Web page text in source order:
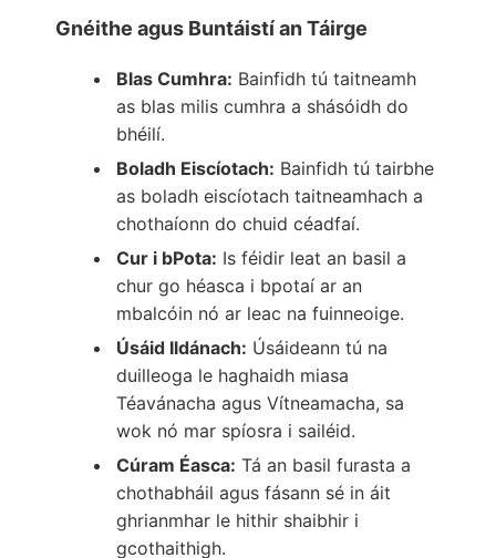
Gnéithe agus Buntáistí an Táirge
Blas Cumhra: Bainfidh tú taitneamh
as blas milis cumhra a shásóidh do
bhéilí.
Boladh Eiscíotach: Bainfidh tú tairbhe
as boladh eiscíotach taitneamhach a
chothaíonn do chuid céadfaí.
Cur i bPota: Is féidir leat an basil a
chur go héasca i bpotaí ar an
mbalcóin nó ar leac na fuinneoige.
Úsáid Ildánach: Úsáideann tú na
duilleoga le haghaidh miasa
Téavánacha agus Vítneamacha, sa
wok nó mar spíosra i sailéid.
Cúram Éasca: Tá an basil furasta a
chothabháil agus fásann sé in áit
ghrianmhar le hithir shaibhir i
gcothaithigh.